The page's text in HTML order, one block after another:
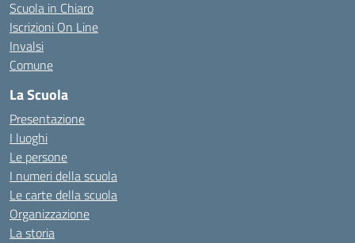
Scuola in Chiaro
Iscrizioni On Line
Invalsi
Comune
La Scuola
Presentazione
I luoghi
Le persone
I numeri della scuola
Le carte della scuola
Organizzazione
La storia